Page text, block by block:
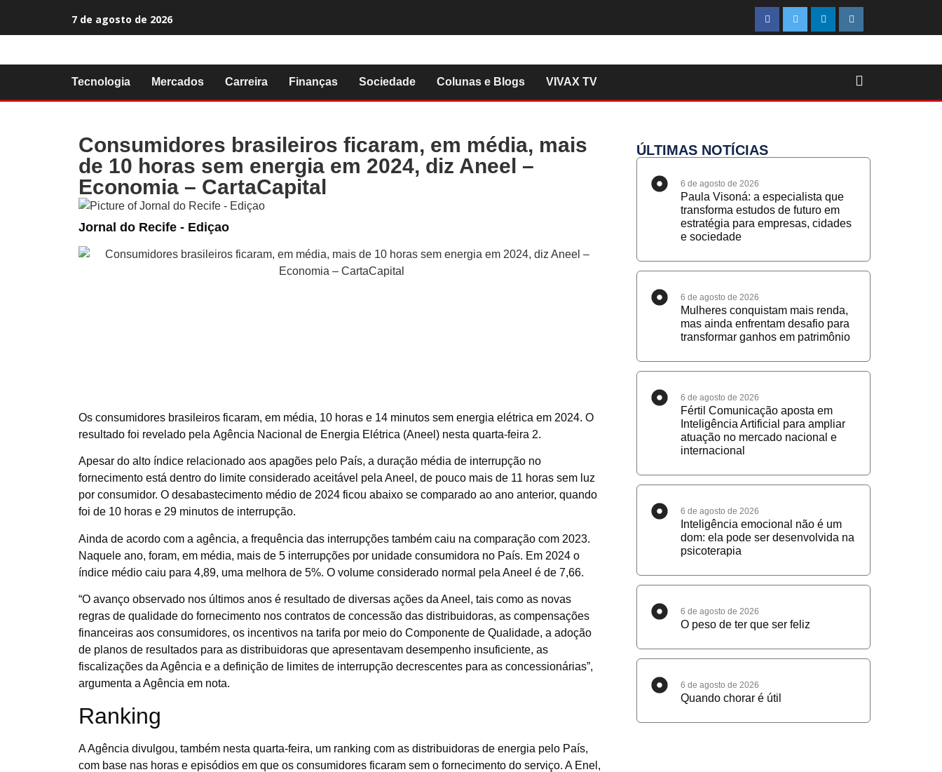
7 de agosto de 2026
Tecnologia Mercados Carreira Finanças Sociedade Colunas e Blogs VIVAX TV
Consumidores brasileiros ficaram, em média, mais
de 10 horas sem energia em 2024, diz Aneel –
Economia – CartaCapital
Jornal do Recife - Ediçao
Os consumidores brasileiros ficaram, em média, 10 horas e 14 minutos sem energia elétrica em 2024. O
resultado foi revelado pela Agência Nacional de Energia Elétrica (Aneel) nesta quarta-feira 2.
Apesar do alto índice relacionado aos apagões pelo País, a duração média de interrupção no
fornecimento está dentro do limite considerado aceitável pela Aneel, de pouco mais de 11 horas sem luz
por consumidor. O desabastecimento médio de 2024 ficou abaixo se comparado ao ano anterior, quando
foi de 10 horas e 29 minutos de interrupção.
Ainda de acordo com a agência, a frequência das interrupções também caiu na comparação com 2023.
Naquele ano, foram, em média, mais de 5 interrupções por unidade consumidora no País. Em 2024 o
índice médio caiu para 4,89, uma melhora de 5%. O volume considerado normal pela Aneel é de 7,66.
“O avanço observado nos últimos anos é resultado de diversas ações da Aneel, tais como as novas
regras de qualidade do fornecimento nos contratos de concessão das distribuidoras, as compensações
financeiras aos consumidores, os incentivos na tarifa por meio do Componente de Qualidade, a adoção
de planos de resultados para as distribuidoras que apresentavam desempenho insuficiente, as
fiscalizações da Agência e a definição de limites de interrupção decrescentes para as concessionárias”,
argumenta a Agência em nota.
Ranking
A Agência divulgou, também nesta quarta-feira, um ranking com as distribuidoras de energia pelo País,
com base nas horas e episódios em que os consumidores ficaram sem o fornecimento do serviço. A Enel,
ÚLTIMAS NOTÍCIAS
6 de agosto de 2026
Paula Visoná: a especialista que
transforma estudos de futuro em
estratégia para empresas, cidades
e sociedade
6 de agosto de 2026
Mulheres conquistam mais renda,
mas ainda enfrentam desafio para
transformar ganhos em patrimônio
6 de agosto de 2026
Fértil Comunicação aposta em
Inteligência Artificial para ampliar
atuação no mercado nacional e
internacional
6 de agosto de 2026
Inteligência emocional não é um
dom: ela pode ser desenvolvida na
psicoterapia
6 de agosto de 2026
O peso de ter que ser feliz
6 de agosto de 2026
Quando chorar é útil